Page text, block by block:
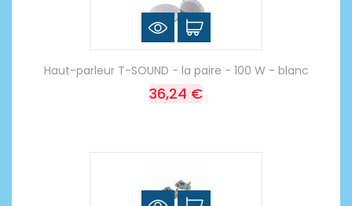
Haut-parleur T-SOUND - la paire - 100 W - blanc
36,24 €